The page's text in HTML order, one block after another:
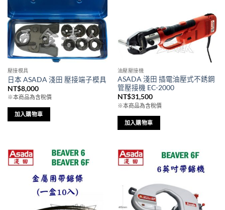
產
面
選
擇
選
項
壓接模具
日本 ASADA 淺田 壓接端子模具
NT$8,000
※本商品為含稅價
加入購物車
油壓壓接機
ASADA 淺田 插電油壓式不銹鋼
管壓接機 EC-2000
NT$31,500
※本商品為含稅價
加入購物車